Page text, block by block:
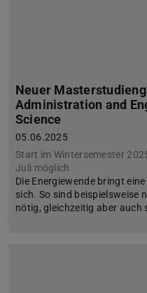
Neuer
Administration and
Science
05.06.2025
Start im Wintersemester
Juli möglich
Die Energiewende bringt
sich. So sind beispielsweise
nötig, gleichzeitig aber auch